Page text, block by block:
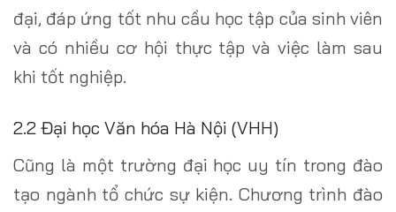
đại, đáp ứng tốt nhu cầu học tập của sinh viên
và có nhiều cơ hội thực tập và việc làm sau
khi tốt nghiệp.
2.2 Đại học Văn hóa Hà Nội (VHH)
Cũng là một trường đại học uy tín trong đào
tạo ngành tổ chức sự kiện. Chương trình đào